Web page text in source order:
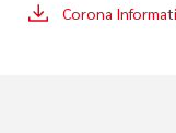
Corona